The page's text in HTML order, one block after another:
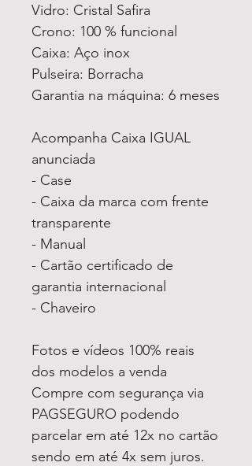
Vidro: Cristal Safira
Crono: 100 % funcional
Caixa: Aço inox
Pulseira: Borracha
Garantia na máquina: 6 meses
Acompanha Caixa IGUAL
anunciada
- Case
- Caixa da marca com frente
transparente
- Manual
- Cartão certificado de
garantia internacional
- Chaveiro
Fotos e vídeos 100% reais
dos modelos a venda
Compre com segurança via
PAGSEGURO podendo
parcelar em até 12x no cartão
sendo em até 4x sem juros.